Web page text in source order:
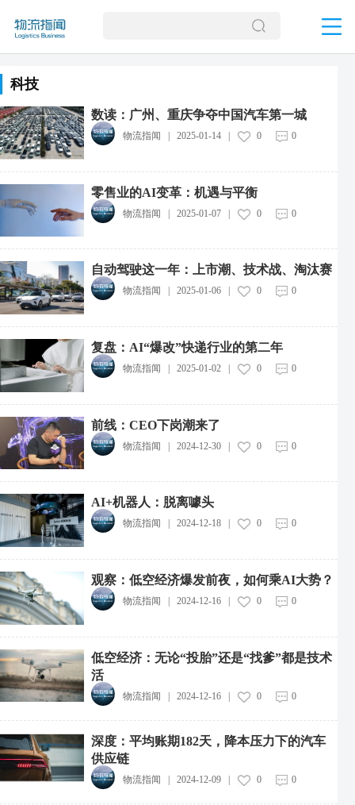
科技
数读：广州、重庆争夺中国汽车第一城
物流指闻 2025-01-14| 0 0
零售业的AI变革：机遇与平衡
物流指闻 | 2025-01-07| 0 0
自动驾驶这一年：上市潮、技术战、淘汰赛
物流指闻 2025-01-06| 0 0
复盘：AI“爆改”快递行业的第二年
物流指闻 2025-01-02| 0 0
前线：CEO下岗潮来了
物流指闻 | 2024-12-30| 0 0
AI+机器人：脱离噱头
物流指闻 2024-12-18| 0 0
观察：低空经济爆发前夜，如何乘AI大势？
物流指闻 2024-12-16| 0 0
低空经济：无论“投胎”还是“找爹”都是技术
活
物流指闻 | 2024-12-16| 0 0
深度：平均账期182天，降本压力下的汽车
供应链
物流指闻 | 2024-12-09| 0 0